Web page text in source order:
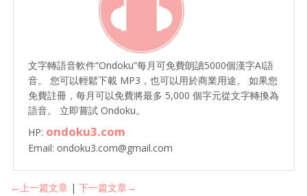
文字轉語音軟件“Ondoku”每月可免費朗讀5000個漢字AI語
音。 您可以輕鬆下載 MP3，也可以用於商業用途。 如果您
免費註冊，每月可以免費將最多 5,000 個字元從文字轉換為
語音。 立即嘗試 Ondoku。
HP: ondoku3.com
Email: ondoku3.com@gmail.com
←上一篇文章 | 下一篇文章→